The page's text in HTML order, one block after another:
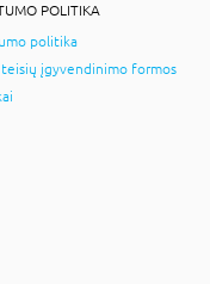
POLITIKA
politika
teisių įgyvendinimo formos